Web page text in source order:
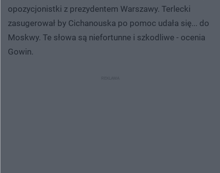
opozycjonistki z prezydentem Warszawy. Terlecki
zasugerował by Cichanouska po pomoc udała się... do
Moskwy. Te słowa są niefortunne i szkodliwe - ocenia
Gowin.